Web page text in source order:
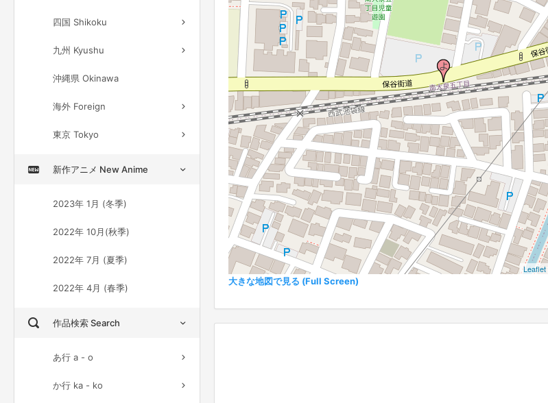
四国 Shikoku
九州 Kyushu
沖縄県 Okinawa
海外 Foreign
東京 Tokyo
新作アニメ New Anime
2023年 1月 (冬季)
2022年 10月(秋季)
2022年 7月 (夏季)
2022年 4月 (春季)
作品検索 Search
あ行 a - o
か行 ka - ko
Leaflet
大きな地図で見る (Full Screen)